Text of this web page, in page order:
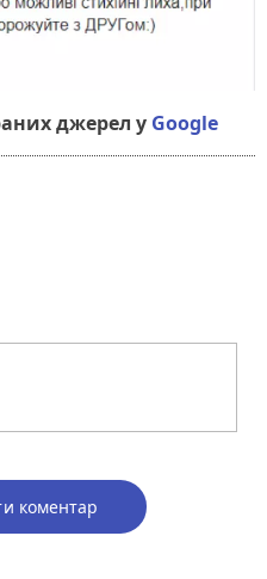
джерел у Google
коментар